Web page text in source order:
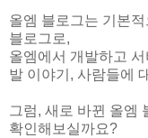
올엠 블로그는 기본
블로그로,
올엠에서 개발하고
발 이야기 , 사람들에
그럼, 새로 바뀐 올엠
확인해보실까요?